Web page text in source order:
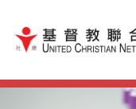
跳到內容